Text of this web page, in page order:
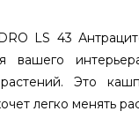
LS 43
вашего
Это
легко менять